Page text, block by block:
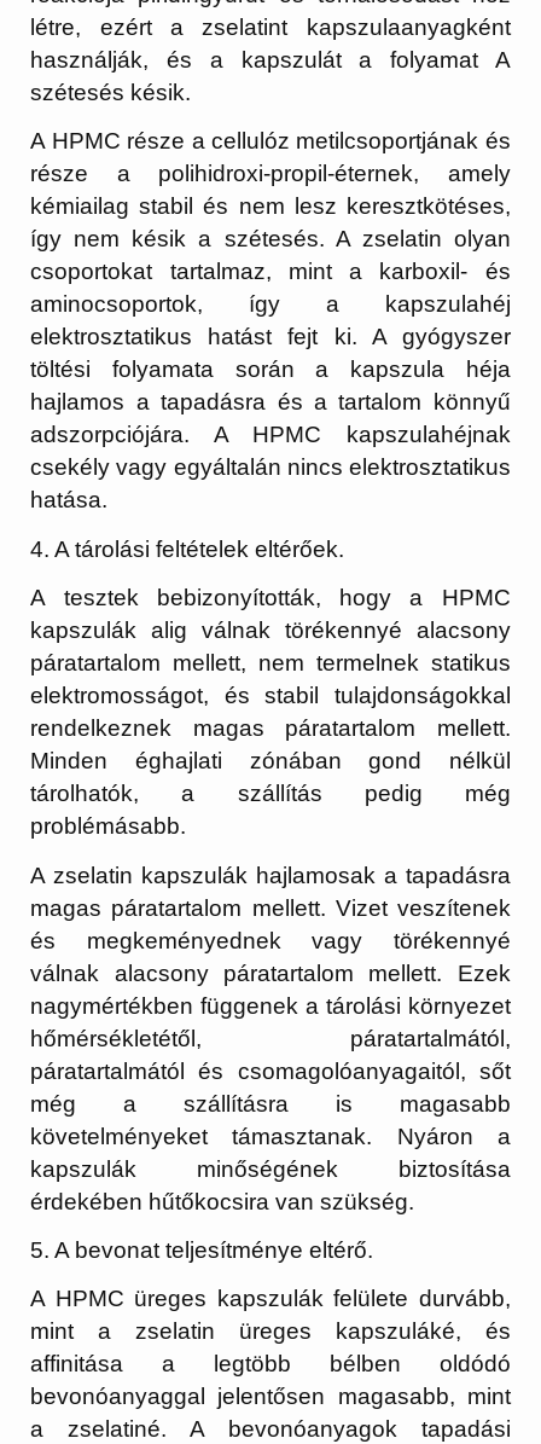
létre, ezért a zselatint kapszulaanyagként
használják, és a kapszulát a folyamat A
szétesés késik.
A HPMC része a cellulóz metilcsoportjának és
része a polihidroxi-propil-éternek, amely
kémiailag stabil és nem lesz keresztkötéses,
így nem késik a szétesés. A zselatin olyan
csoportokat tartalmaz, mint a karboxil- és
aminocsoportok, így a kapszulahéj
elektrosztatikus hatást fejt ki. A gyógyszer
töltési folyamata során a kapszula héja
hajlamos a tapadásra és a tartalom könnyű
adszorpciójára. A HPMC kapszulahéjnak
csekély vagy egyáltalán nincs elektrosztatikus
hatása.
4. A tárolási feltételek eltérőek.
A tesztek bebizonyították, hogy a HPMC
kapszulák alig válnak törékennyé alacsony
páratartalom mellett, nem termelnek statikus
elektromosságot, és stabil tulajdonságokkal
rendelkeznek magas páratartalom mellett.
Minden éghajlati zónában gond nélkül
tárolhatók, a szállítás pedig még
problémásabb.
A zselatin kapszulák hajlamosak a tapadásra
magas páratartalom mellett. Vizet veszítenek
és megkeményednek vagy törékennyé
válnak alacsony páratartalom mellett. Ezek
nagymértékben függenek a tárolási környezet
hőmérsékletétől, páratartalmától,
páratartalmától és csomagolóanyagaitól, sőt
még a szállításra is magasabb
követelményeket támasztanak. Nyáron a
kapszulák minőségének biztosítása
érdekében hűtőkocsira van szükség.
5. A bevonat teljesítménye eltérő.
A HPMC üreges kapszulák felülete durvább,
mint a zselatin üreges kapszuláké, és
affinitása a legtöbb bélben oldódó
bevonóanyaggal jelentősen magasabb, mint
a zselatiné. A bevonóanyagok tapadási